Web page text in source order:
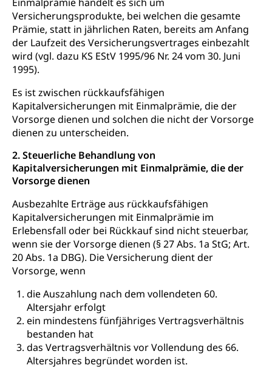
Versicherungsprodukte, bei welchen die gesamte
Prämie, statt in jährlichen Raten, bereits am Anfang
der Laufzeit des Versicherungsvertrages einbezahlt
wird (vgl. dazu KS EStV 1995/96 Nr. 24 vom 30. Juni
1995).
Es ist zwischen rückkaufsfähigen
Kapitalversicherungen mit Einmalprämie, die der
Vorsorge dienen und solchen die nicht der Vorsorge
dienen zu unterscheiden.
2. Steuerliche Behandlung von
Kapitalversicherungen mit Einmalprämie, die der
Vorsorge dienen
Ausbezahlte Erträge aus rückkaufsfähigen
Kapitalversicherungen mit Einmalprämie im
Erlebensfall oder bei Rückkauf sind nicht steuerbar,
wenn sie der Vorsorge dienen (§ 27 Abs. 1a StG; Art.
20 Abs. 1a DBG). Die Versicherung dient der
Vorsorge, wenn
die Auszahlung nach dem vollendeten 60.
Altersjahr erfolgt
ein mindestens fünfjähriges Vertragsverhältnis
bestanden hat
das Vertragsverhältnis vor Vollendung des 66.
Altersjahres begründet worden ist.
Kindergarten & Basisstufe
Frühe Förderung
Konsumentenschutz
Konsumentenrechte, Produktsicherheit,
Preisüberwachung, Preisüberwacher,
Konsumentenorganisation, parallele Einfuhr,
regionale Erschöpfung, nationale Erschöpfung,
internationale Erschöpfung, Preisabsprache, Kartell,
Lebensmittelkontrolle und
Verbraucherschutz
Krankenversicherung
Unfallversicherung, Berufsunfallversicherung,
Krankheit, Unfall, Prämienverbilligung,
Krankenkasse
Krankenversicherung (WAS Luzern)
Prämienverbilligung (WAS Luzern)
Obligatorische Krankenversicherung (WAS
Luzern)
Kranken- und Unfallversicherung
Lebensmittelsicherheit
sichere Lebensmittel, Lebensmittelkontrolle,
Lebensmittelhygiene, Produktesicherheit
Trinkwasser
Lebensmittel
Prävention
Gesundheitsvorsorge, Wellness, Unfallverhütung,
Suchtprävention, Alkoholprävention,
Tabakprävention, Primärprävention,
Sekundärprävention, Tertiärprävention
Darmkrebsvorsorge
Kantonales Tabakpräventionsprogramm
Gesundheitsförderung
Soziale Sicherheit
Sozialversicherungen, Sozialpolitik,
Arbeitslosenversicherung,
Mutterschaftsversicherung, Krankenversicherung,